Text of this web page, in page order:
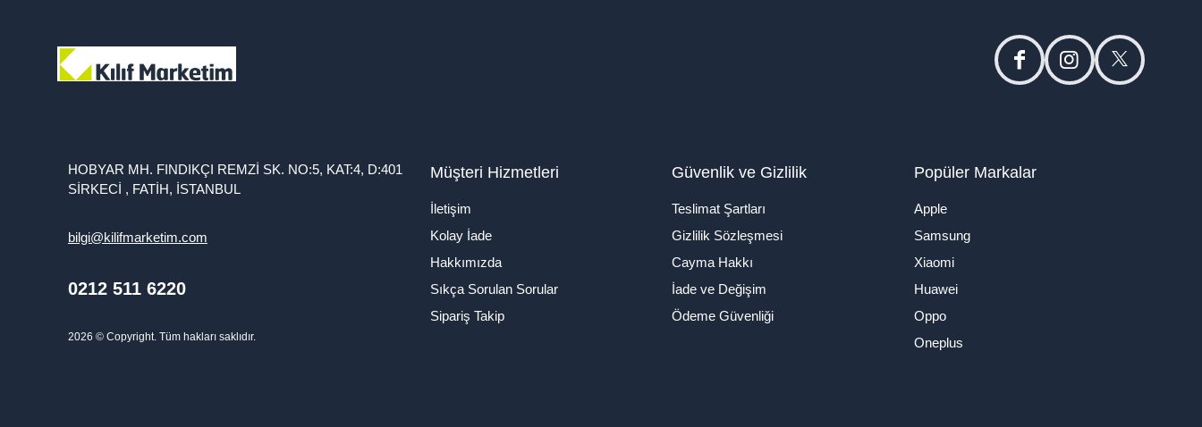
facebookinstagramtwitter
HOBYAR MH. FINDIKÇI REMZİ SK. NO:5, KAT:4, D:401
SİRKECİ , FATİH, İSTANBUL
bilgi@kilifmarketim.com
0212 511 6220
2026 © Copyright. Tüm hakları saklıdır.
Müşteri Hizmetleri
İletişim
Kolay İade
Hakkımızda
Sıkça Sorulan Sorular
Sipariş Takip
Güvenlik ve Gizlilik
Teslimat Şartları
Gizlilik Sözleşmesi
Cayma Hakkı
İade ve Değişim
Ödeme Güvenliği
Popüler Markalar
Apple
Samsung
Xiaomi
Huawei
Oppo
Oneplus